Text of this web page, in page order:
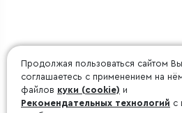
Продолжая пользоваться сайтом Вы
соглашаетесь с применением на
файлов куки (cookie) и
Рекомендательных технологий с